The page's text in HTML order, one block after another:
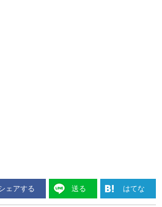
ェアする 送る はてな